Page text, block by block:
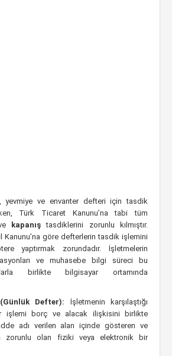
yevmiye ve envanter defteri için tasdik
Türk Ticaret Kanunu’na tabi tüm
kapanıştasdiklerini zorunlu kılmıştır.
Kanunu’na göre defterlerin tasdik işlemini
yaptırmak zorundadır. İşletmelerin
ve muhasebe bilgi süreci bu
birlikte bilgisayar ortamında
Defter): İşletmenin karşılaştığı
işlemi borç ve alacak ilişkisini birlikte
adı verilen alan içinde gösteren ve
zorunlu olan fiziki veya elektronik bir